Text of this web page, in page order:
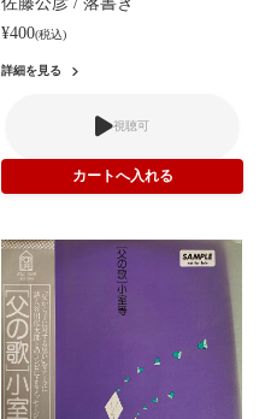
¥400(税込)
詳細を見る
視聴可